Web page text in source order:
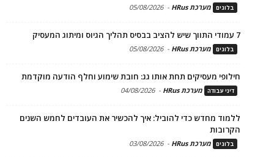
בלוגים מערכת HRus -
05/08/2026
7 עמודי התווך שיש להציב בבסיס תהליך הגיוס ומיתוג המעסיק
בלוגים מערכת HRus -
05/08/2026
חילופי מעסיקים תחת אותו גג: חובת שימוע וחלף הודעה מוקדמת
דיני עבודה מערכת HRus -
04/08/2026
ללמוד מחדש כדי להוביל: איך להכשיר את העובדים לחמש השנים
הקרובות
בלוגים מערכת HRus -
03/08/2026